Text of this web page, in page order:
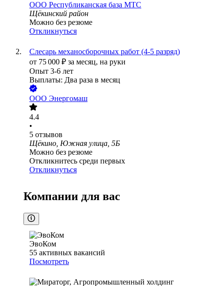
ООО Республиканская база МТС
Щёкинский район
Можно без резюме
Откликнуться
Слесарь механосборочных работ (4-5 разряд)
от 75 000 ₽ за месяц, на руки
Опыт 3-6 лет
Выплаты: Два раза в месяц
ООО Энергомаш
4.4
•
5 отзывов
Щёкино, Южная улица, 5Б
Можно без резюме
Откликнитесь среди первых
Откликнуться
Компании для вас
ЭвоКом
55 активных вакансий
Посмотреть